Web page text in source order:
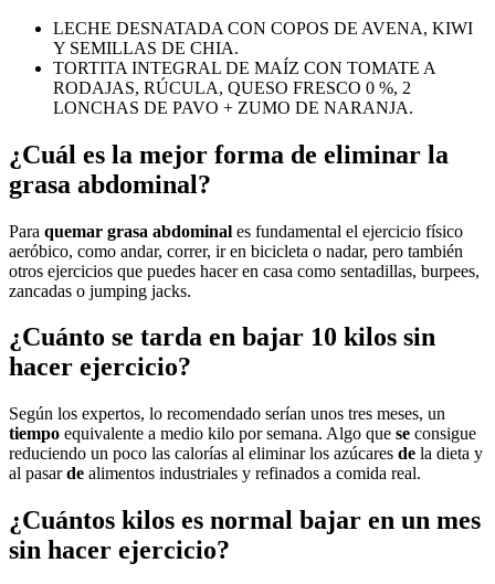
LECHE DESNATADA CON COPOS DE AVENA, KIWI
Y SEMILLAS DE CHIA.
TORTITA INTEGRAL DE MAÍZ CON TOMATE A
RODAJAS, RÚCULA, QUESO FRESCO 0 %, 2
LONCHAS DE PAVO + ZUMO DE NARANJA.
¿Cuál es la mejor forma de eliminar la
grasa abdominal?
Para quemar grasa abdominal es fundamental el ejercicio físico
aeróbico, como andar, correr, ir en bicicleta o nadar, pero también
otros ejercicios que puedes hacer en casa como sentadillas, burpees,
zancadas o jumping jacks.
¿Cuánto se tarda en bajar 10 kilos sin
hacer ejercicio?
Según los expertos, lo recomendado serían unos tres meses, un
tiempo equivalente a medio kilo por semana. Algo que se consigue
reduciendo un poco las calorías al eliminar los azúcares de la dieta y
al pasarde alimentos industriales y refinados a comida real.
¿Cuántos kilos es normal bajar en un mes
sin hacer ejercicio?